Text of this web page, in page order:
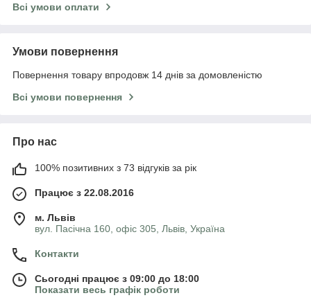
Всі умови оплати
Умови повернення
Повернення товару впродовж 14 днів за домовленістю
Всі умови повернення
Про нас
100% позитивних з 73 відгуків за рік
Працює з 22.08.2016
м. Львів
вул. Пасічна 160, офіс 305, Львів, Україна
Контакти
Сьогодні працює з 09:00 до 18:00
Показати весь графік роботи